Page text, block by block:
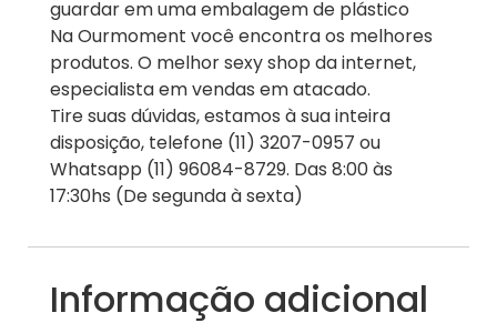
guardar em uma embalagem de plástico
Na Ourmoment você encontra os melhores
produtos. O melhor sexy shop da internet,
especialista em vendas em atacado.
Tire suas dúvidas, estamos à sua inteira
disposição, telefone (11) 3207-0957 ou
Whatsapp (11) 96084-8729. Das 8:00 às
17:30hs (De segunda à sexta)
Informação adicional